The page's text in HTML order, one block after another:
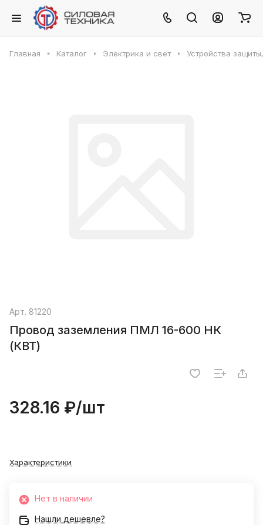
Главная Каталог Электрика и свет Устройства
Арт. 81220
Провод заземления ПМЛ 16-600 НК
(КВТ)
328.16 ₽/шт
Характеристики
Нет в наличии
Нашли дешевле?